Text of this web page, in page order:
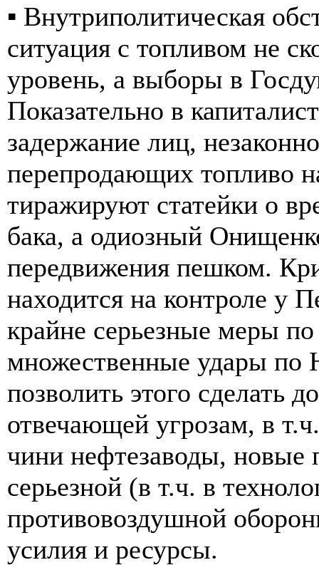
▪️ Внутриполитическая
ситуация с топливом не
уровень, а выборы в
Показательно в
задержание лиц,
перепродающих топливо
тиражируют статейки о
бака, а одиозный
передвижения пешком.
находится на контроле у
крайне серьезные меры
множественные удары по
позволить этого сделать
отвечающей угрозам, в
чини нефтезаводы, новые
серьезной (в т.ч. в
противовоздушной
усилия и ресурсы.